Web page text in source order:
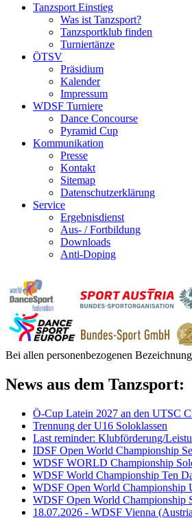
Tanzsport Einstieg
Was ist Tanzsport?
Tanzsportklub finden
Turniertänze
ÖTSV
Präsidium
Kalender
Impressum
WDSF Turniere
Dance Concourse
Pyramid Cup
Kommunikation
Presse
Kontakt
Sitemap
Datenschutzerklärung
Service
Ergebnisdienst
Aus- / Fortbildung
Downloads
Anti-Doping
Bei allen personenbezogenen
News aus dem Tanzsport:
Ö-Cup Latein 2027 an den UTSC
Trennung der U16 Soloklassen
Last reminder: Klubförderung/
IDSF Open World Championship
WDSF WORLD Championship
WDSF World Championship Ten
WDSF Open World Championship
WDSF Open World Championship
18.07.2026 - WDSF Vienna